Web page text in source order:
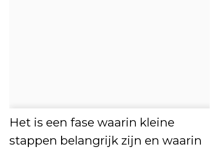
Het is een fase waarin kleine
stappen belangrijk zijn en waarin